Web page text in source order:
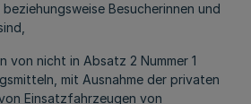
Besucherinnen und
von nicht in Absatz 2 Nummer 1
mit Ausnahme der privaten
Einsatzfahrzeugen von